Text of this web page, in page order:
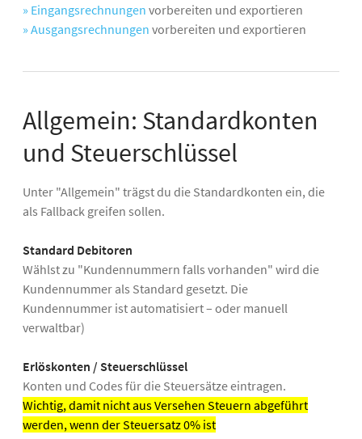
» Eingangsrechnungen vorbereiten und exportieren
» Ausgangsrechnungen vorbereiten und exportieren
Allgemein: Standardkonten
und Steuerschlüssel
Unter "Allgemein" trägst du die Standardkonten ein, die
als Fallback greifen sollen.
Standard Debitoren
Wählst zu "Kundennummern falls vorhanden" wird die
Kundennummer als Standard gesetzt. Die
Kundennummer ist automatisiert – oder manuell
verwaltbar)
Erlöskonten / Steuerschlüssel
Konten und Codes für die Steuersätze eintragen.
Wichtig, damit nicht aus Versehen Steuern abgeführt
werden, wenn der Steuersatz 0% ist